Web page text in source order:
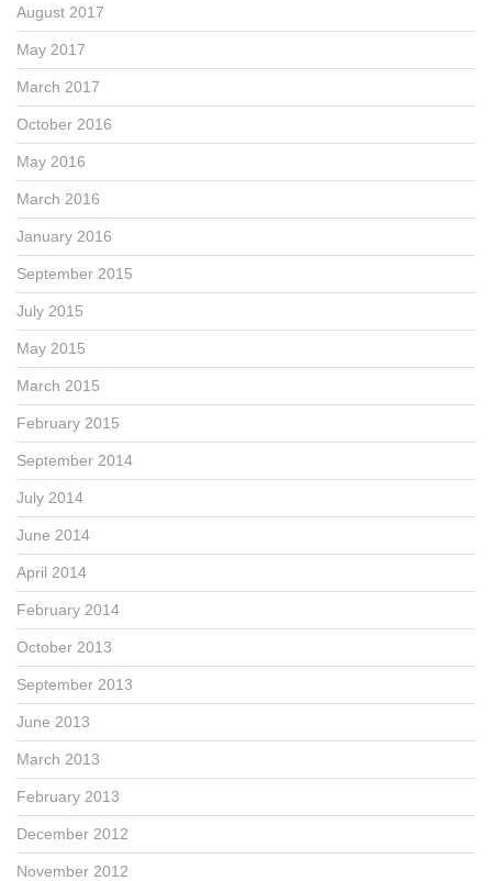
August 2017
May 2017
March 2017
October 2016
May 2016
March 2016
January 2016
September 2015
July 2015
May 2015
March 2015
February 2015
September 2014
July 2014
June 2014
April 2014
February 2014
October 2013
September 2013
June 2013
March 2013
February 2013
December 2012
November 2012